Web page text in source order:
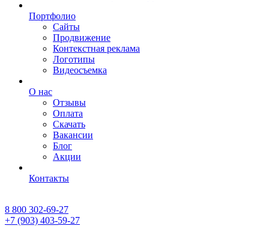
Портфолио
Сайты
Продвижение
Контекстная реклама
Логотипы
Видеосъемка
О нас
Отзывы
Оплата
Скачать
Вакансии
Блог
Акции
Контакты
8 800 302-69-27
+7 (903) 403-59-27